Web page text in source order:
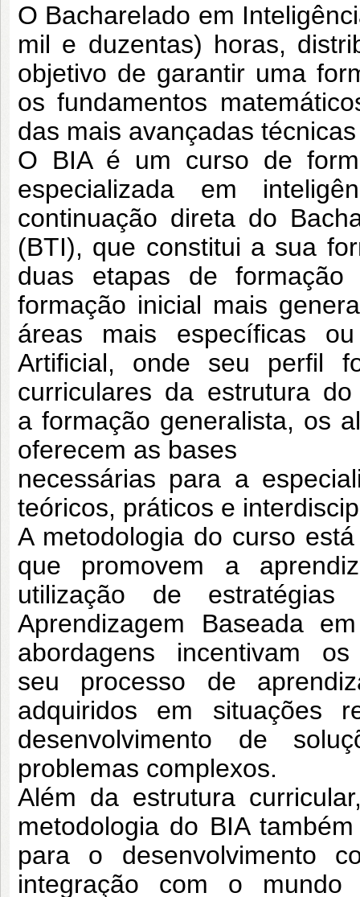
O Bacharelado em
mil e duzentas) horas,
objetivo de garantir uma
os fundamentos
das mais avançadas
O BIA é um curso de
especializada em
continuação direta do
(BTI), que constitui a sua
duas etapas de
formação inicial mais
áreas mais específicas
Artificial, onde seu perfil
curriculares da estrutura
a formação generalista, os
oferecem as bases
necessárias para a
teóricos, práticos e
A metodologia do curso
que promovem a
utilização de
Aprendizagem Baseada
abordagens incentivam
seu processo de
adquiridos em situações
desenvolvimento de
problemas complexos.
Além da estrutura
metodologia do BIA
para o desenvolvimento
integração com o